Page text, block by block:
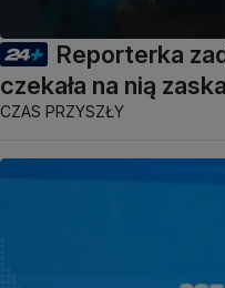
Reporterka
czekała na nią
CZAS PRZYSZŁY